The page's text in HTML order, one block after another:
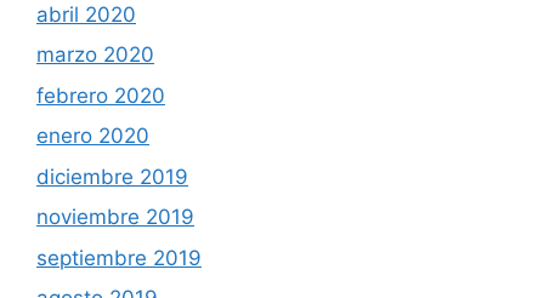
abril 2020
marzo 2020
febrero 2020
enero 2020
diciembre 2019
noviembre 2019
septiembre 2019